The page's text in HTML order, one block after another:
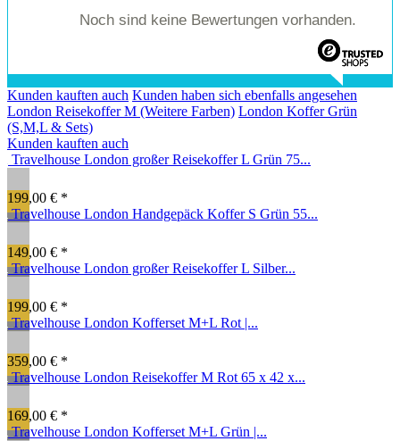
Noch sind keine Bewertungen vorhanden.
Kunden kauften auch Kunden haben sich ebenfalls angesehen
London Reisekoffer M (Weitere Farben) London Koffer Grün
(S,M,L & Sets)
Kunden kauften auch
Travelhouse London großer Reisekoffer L Grün 75...
199,00 € *
Travelhouse London Handgepäck Koffer S Grün 55...
149,00 € *
Travelhouse London großer Reisekoffer L Silber...
199,00 € *
Travelhouse London Kofferset M+L Rot |...
359,00 € *
Travelhouse London Reisekoffer M Rot 65 x 42 x...
169,00 € *
Travelhouse London Kofferset M+L Grün |...